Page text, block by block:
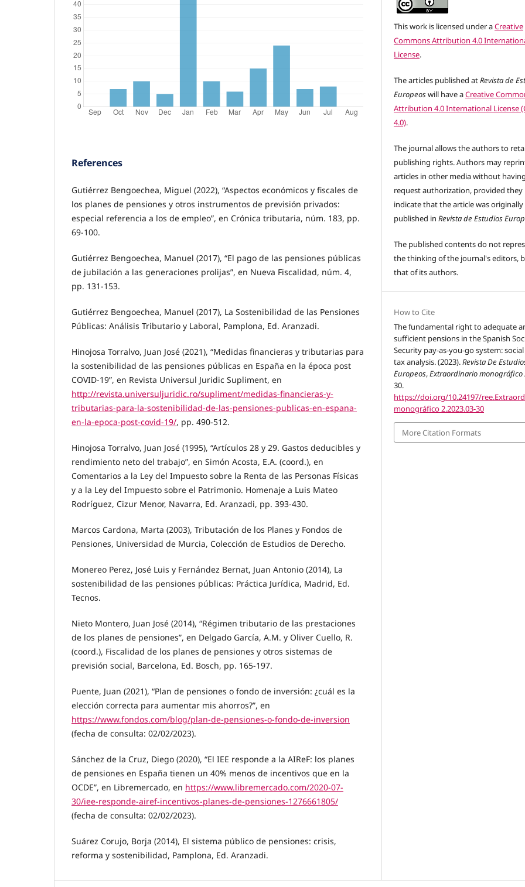
References
Gutiérrez Bengoechea, Miguel (2022), “Aspectos económicos y fiscales de
los planes de pensiones y otros instrumentos de previsión privados:
especial referencia a los de empleo”, en Crónica tributaria, núm. 183, pp.
69-100.
Gutiérrez Bengoechea, Manuel (2017), “El pago de las pensiones públicas
de jubilación a las generaciones prolijas”, en Nueva Fiscalidad, núm. 4,
pp. 131-153.
Gutiérrez Bengoechea, Manuel (2017), La Sostenibilidad de las Pensiones
Públicas: Análisis Tributario y Laboral, Pamplona, Ed. Aranzadi.
Hinojosa Torralvo, Juan José (2021), “Medidas financieras y tributarias para
la sostenibilidad de las pensiones públicas en España en la época post
COVID-19”, en Revista Universul Juridic Supliment, en
http://revista.universuljuridic.ro/supliment/medidas-financieras-y-
tributarias-para-la-sostenibilidad-de-las-pensiones-publicas-en-espana-
en-la-epoca-post-covid-19/, pp. 490-512.
Hinojosa Torralvo, Juan José (1995), “Artículos 28 y 29. Gastos deducibles y
rendimiento neto del trabajo”, en Simón Acosta, E.A. (coord.), en
Comentarios a la Ley del Impuesto sobre la Renta de las Personas Físicas
y a la Ley del Impuesto sobre el Patrimonio. Homenaje a Luis Mateo
Rodríguez, Cizur Menor, Navarra, Ed. Aranzadi, pp. 393-430.
Marcos Cardona, Marta (2003), Tributación de los Planes y Fondos de
Pensiones, Universidad de Murcia, Colección de Estudios de Derecho.
Monereo Perez, José Luis y Fernández Bernat, Juan Antonio (2014), La
sostenibilidad de las pensiones públicas: Práctica Jurídica, Madrid, Ed.
Tecnos.
Nieto Montero, Juan José (2014), “Régimen tributario de las prestaciones
de los planes de pensiones”, en Delgado García, A.M. y Oliver Cuello, R.
(coord.), Fiscalidad de los planes de pensiones y otros sistemas de
previsión social, Barcelona, Ed. Bosch, pp. 165-197.
Puente, Juan (2021), “Plan de pensiones o fondo de inversión: ¿cuál es la
elección correcta para aumentar mis ahorros?”, en
https://www.fondos.com/blog/plan-de-pensiones-o-fondo-de-inversion
(fecha de consulta: 02/02/2023).
Sánchez de la Cruz, Diego (2020), “El IEE responde a la AIReF: los planes
de pensiones en España tienen un 40% menos de incentivos que en la
OCDE”, en Libremercado, en https://www.libremercado.com/2020-07-
30/iee-responde-airef-incentivos-planes-de-pensiones-1276661805/
(fecha de consulta: 02/02/2023).
Suárez Corujo, Borja (2014), El sistema público de pensiones: crisis,
reforma y sostenibilidad, Pamplona, Ed. Aranzadi.
This work is licensed under aCreative
Commons Attribution 4.0
License.
The articles published atRevista de
Europeoswill have aCreative
Attribution 4.0 International License
4.0).
The journal allows the authors to
publishing rights. Authors may
articles in other media without
request authorization, provided they
indicate that the article was originally
published inRevista de Estudios
The published contents do not
the thinking of the journal's editors,
that of its authors.
How to Cite
The fundamental right to adequate
sufficient pensions in the Spanish
Security pay-as-you-go system:
tax analysis. (2023).Revista De
Europeos,Extraordinario monográfico
30.
https://doi.org/10.24197/
monográfico 2.2023.03-30
More Citation Formats